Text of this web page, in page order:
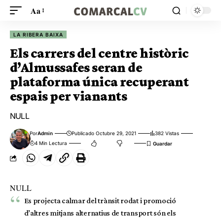
Aa
LA RIBERA BAIXA
Els carrers del centre històric
d’Almussafes seran de
plataforma única recuperant
espais per vianants
NULL
PorAdmin Publicado Octubre 29, 2021
382 Vistas
4 Min Lectura
NULL
Es projecta calmar del trànsit rodat i promoció
d’altres mitjans alternatius de transport són els